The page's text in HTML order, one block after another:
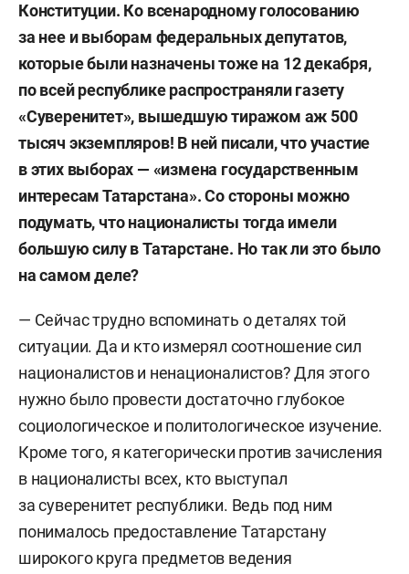
Конституции. Ко всенародному голосованию
за нее и выборам федеральных депутатов,
которые были назначены тоже на 12 декабря,
по всей республике распространяли газету
«Суверенитет», вышедшую тиражом аж 500
тысяч экземпляров! В ней писали, что участие
в этих выборах — «измена государственным
интересам Татарстана». Со стороны можно
подумать, что националисты тогда имели
большую силу в Татарстане. Но так ли это было
на самом деле?
— Сейчас трудно вспоминать о деталях той
ситуации. Да и кто измерял соотношение сил
националистов и ненационалистов? Для этого
нужно было провести достаточно глубокое
социологическое и политологическое изучение.
Кроме того, я категорически против зачисления
в националисты всех, кто выступал
за суверенитет республики. Ведь под ним
понималось предоставление Татарстану
широкого круга предметов ведения